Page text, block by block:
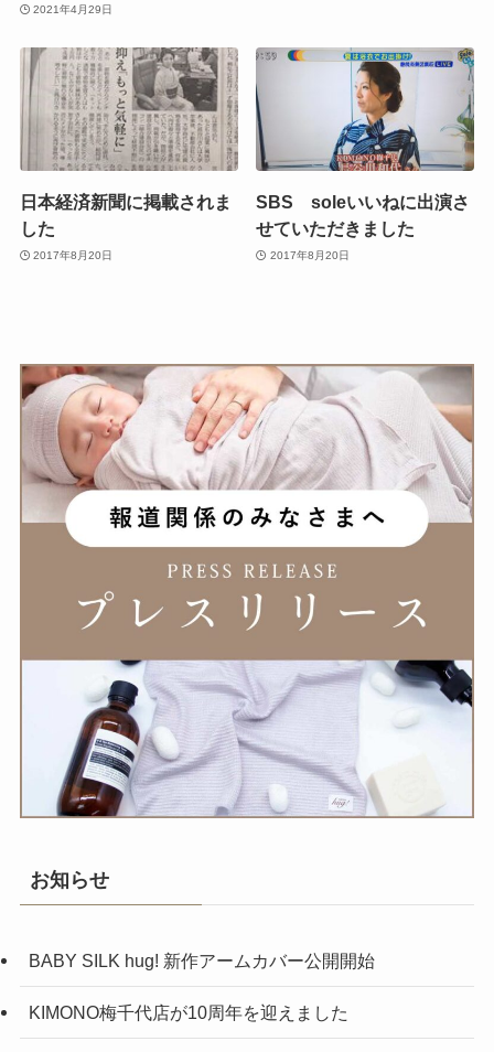
2021年4月29日
日本経済新聞に掲載されま
した
2017年8月20日
SBS soleいいねに出演さ
せていただきました
2017年8月20日
お知らせ
BABY SILK hug! 新作アームカバー公開開始
KIMONO梅千代店が10周年を迎えました